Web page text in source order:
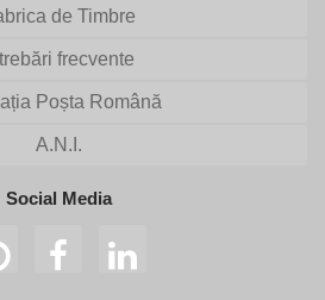
de Timbre
frecvente
Poșta Română
A.N.I.
Social Media